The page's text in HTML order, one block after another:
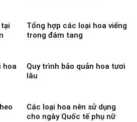
Tổng hợp các loại hoa viếng
trong đám tang
hoa
Quy trình bảo quản hoa tươi
lâu
Các loại hoa nên sử dụng
cho ngày Quốc tế phụ nữ